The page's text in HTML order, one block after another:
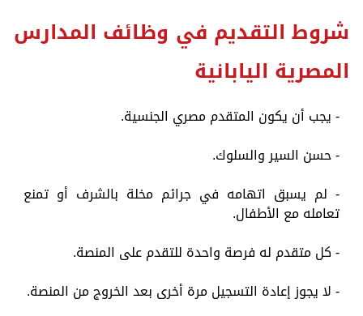
شروط التقديم في وظائف المدارس
المصرية اليابانية
- يجب أن يكون المتقدم مصري الجنسية.
- حسن السير والسلوك.
- لم يسبق اتهامه في جرائم مخلة بالشرف أو تمنع
تعامله مع الأطفال.
- كل متقدم له فرصة واحدة للتقدم على المنصة.
- لا يجوز إعادة التسجيل مرة أخرى بعد الخروج من المنصة.